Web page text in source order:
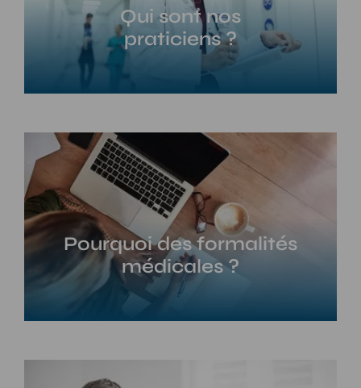
Qui sont nos
praticiens ?
Pourquoi des formalités
médicales ?